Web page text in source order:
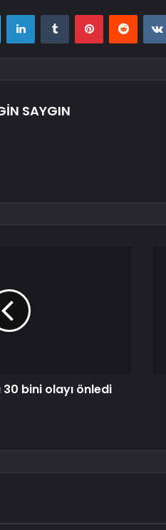
Twitter LinkedInTumblr PinterestReddit
SAYGIN
bini olayı önledi